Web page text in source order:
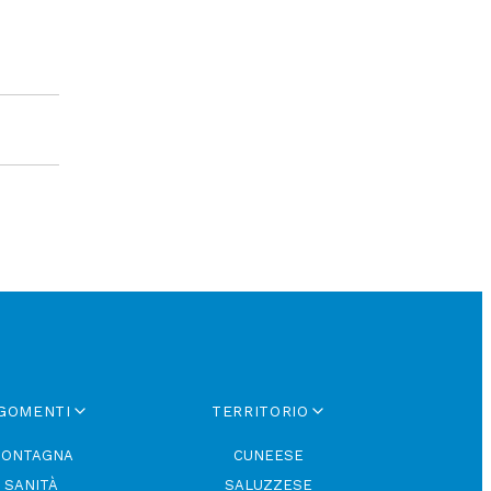
SANITÀ
TERRITORIO
CUNEESE
SALUZZESE